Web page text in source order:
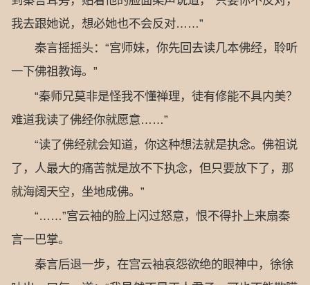
我去跟她说，想必她也不会反对……”
秦言摇摇头：“宫师妹，你先回去读几本佛经，聆听
一下佛祖教诲。”
“秦师兄莫非是怪我不懂禅理，徒有修能不具内美？
难道我读了佛经你就愿意……”
“读了佛经就会知道，你这种想法就是执念。佛祖说
了，人最大的痛苦就是放不下执念，但只要放下了，那
就海阔天空，坐地成佛。”
“……”宫云袖的脸上闪过怒意，恨不得扑上来扇秦
言一巴掌。
秦言后退一步，在宫云袖哀怨欲绝的眼神中，徐徐